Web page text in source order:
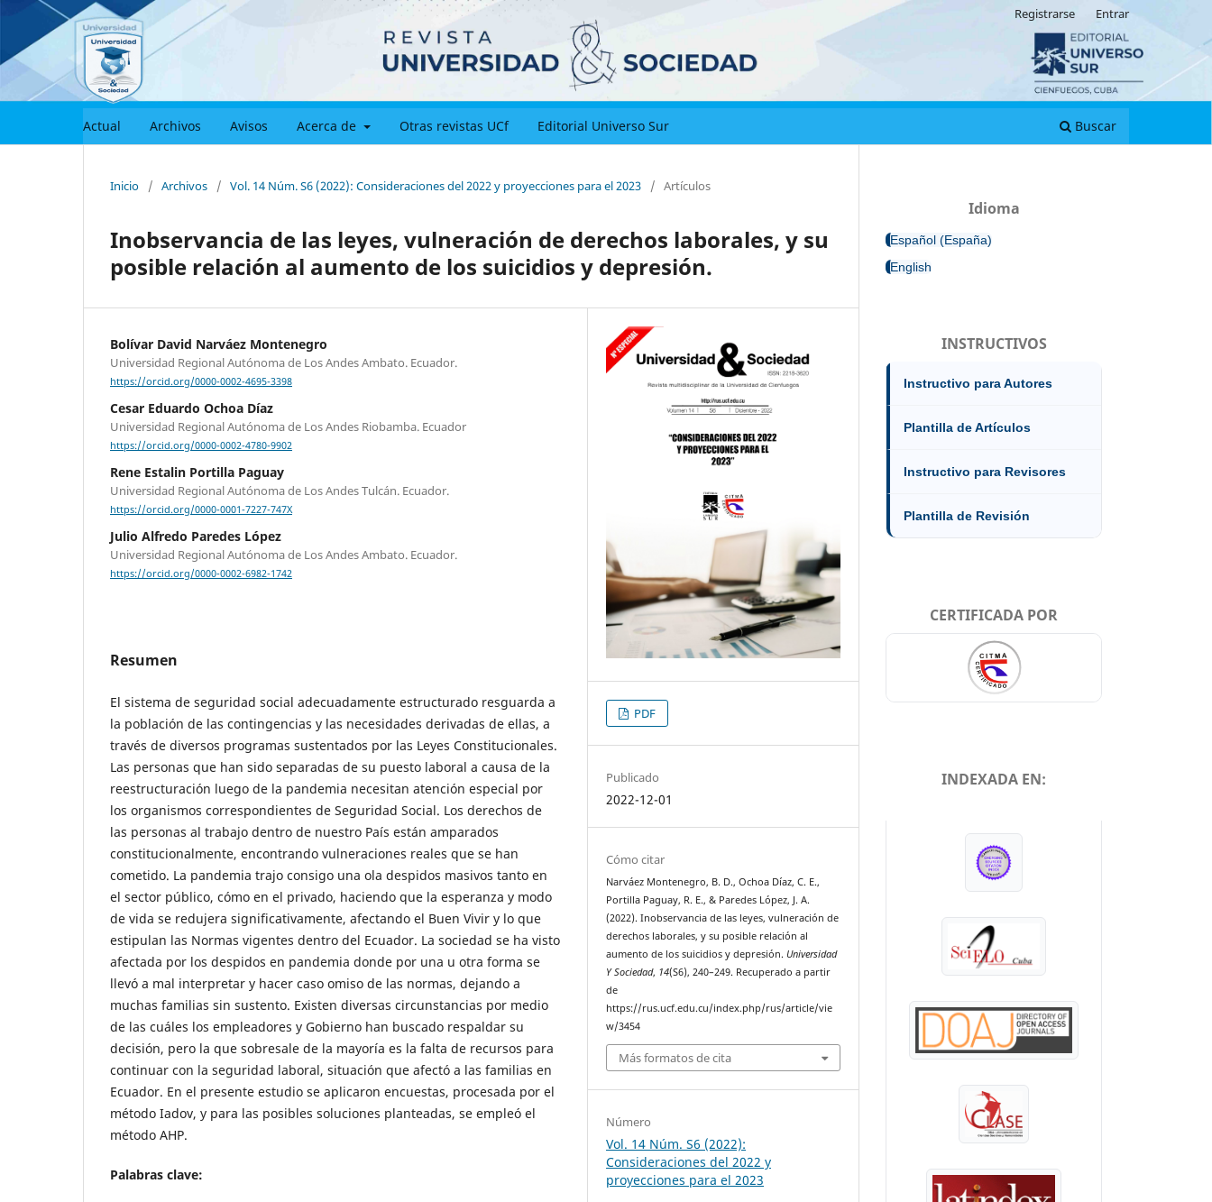
Actual Archivos Avisos Acerca de Otras revistas UCf Editorial Universo Sur Buscar
Registrarse Entrar
Inicio / Archivos / Vol. 14 Núm. S6 (2022): Consideraciones del 2022 y proyecciones para el 2023 / Artículos
Inobservancia de las leyes, vulneración de derechos laborales, y su
posible relación al aumento de los suicidios y depresión.
Bolívar David Narváez Montenegro
Universidad Regional Autónoma de Los Andes Ambato. Ecuador.
https://orcid.org/0000-0002-4695-3398
Cesar Eduardo Ochoa Díaz
Universidad Regional Autónoma de Los Andes Riobamba. Ecuador
https://orcid.org/0000-0002-4780-9902
Rene Estalin Portilla Paguay
Universidad Regional Autónoma de Los Andes Tulcán. Ecuador.
https://orcid.org/0000-0001-7227-747X
Julio Alfredo Paredes López
Universidad Regional Autónoma de Los Andes Ambato. Ecuador.
https://orcid.org/0000-0002-6982-1742
Resumen
El sistema de seguridad social adecuadamente estructurado resguarda a
la población de las contingencias y las necesidades derivadas de ellas, a
través de diversos programas sustentados por las Leyes Constitucionales.
Las personas que han sido separadas de su puesto laboral a causa de la
reestructuración luego de la pandemia necesitan atención especial por
los organismos correspondientes de Seguridad Social. Los derechos de
las personas al trabajo dentro de nuestro País están amparados
constitucionalmente, encontrando vulneraciones reales que se han
cometido. La pandemia trajo consigo una ola despidos masivos tanto en
el sector público, cómo en el privado, haciendo que la esperanza y modo
de vida se redujera significativamente, afectando el Buen Vivir y lo que
estipulan las Normas vigentes dentro del Ecuador. La sociedad se ha visto
afectada por los despidos en pandemia donde por una u otra forma se
llevó a mal interpretar y hacer caso omiso de las normas, dejando a
muchas familias sin sustento. Existen diversas circunstancias por medio
de las cuáles los empleadores y Gobierno han buscado respaldar su
decisión, pero la que sobresale de la mayoría es la falta de recursos para
continuar con la seguridad laboral, situación que afectó a las familias en
Ecuador. En el presente estudio se aplicaron encuestas, procesada por el
método Iadov, y para las posibles soluciones planteadas, se empleó el
método AHP.
Palabras clave:
PDF
Publicado
2022-12-01
Cómo citar
Narváez Montenegro, B. D., Ochoa Díaz, C. E.,
Portilla Paguay, R. E., & Paredes López, J. A.
(2022). Inobservancia de las leyes, vulneración de
derechos laborales, y su posible relación al
aumento de los suicidios y depresión. Universidad
Y Sociedad, 14(S6), 240–249. Recuperado a partir
de
https://rus.ucf.edu.cu/index.php/rus/article/vie
w/3454
Más formatos de cita
Número
Vol. 14 Núm. S6 (2022):
Consideraciones del 2022 y
proyecciones para el 2023
Idioma
Español (España)
English
INSTRUCTIVOS
Instructivo para Autores
Plantilla de Artículos
Instructivo para Revisores
Plantilla de Revisión
CERTIFICADA POR
INDEXADA EN: